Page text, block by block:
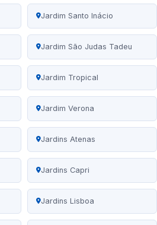
Jardim Santo Inácio
Jardim São Judas Tadeu
Jardim Tropical
Jardim Verona
Jardins Atenas
Jardins Capri
Jardins Lisboa